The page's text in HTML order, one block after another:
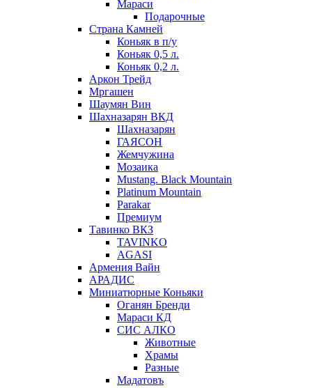
Мараси
Подарочные
Страна Камней
Коньяк в п/у
Коньяк 0,5 л.
Коньяк 0,2 л.
Аркон Трейд
Мргашен
Шаумян Вин
Шахназарян ВКД
Шахназарян
ГАЯСОН
Жемчужина
Мозаика
Mustang. Black Mountain
Platinum Mountain
Parakar
Премиум
Тавинко ВКЗ
TAVINKO
AGASI
Армения Вайн
АРАДИС
Миниатюрные Коньяки
Оганян Бренди
Мараси КД
СИС АЛКО
Животные
Храмы
Разные
Мадатовъ